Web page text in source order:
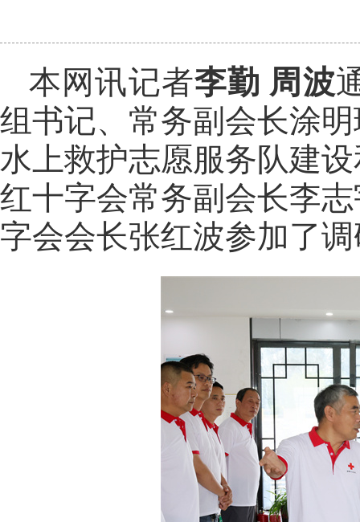
本网讯记者李勤 周波
组书记、常务副会长涂
水上救护志愿服务队建
红十字会常务副会长李
字会会长张红波参加了